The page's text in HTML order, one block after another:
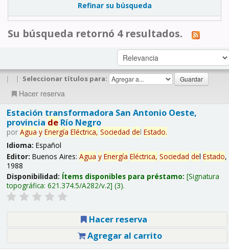
Refinar su búsqueda
Su búsqueda retornó 4 resultados.
| | Seleccionar títulos para:
Hacer reserva
Estación transformadora San Antonio Oeste,
provincia deRío Negro
por Agua y Energía Eléctrica, Sociedad del Estado.
Idioma: Español
Editor: Buenos Aires: Agua y Energía Eléctrica, Sociedad del Estado,
1988
Disponibilidad: Ítems disponibles para préstamo: Signatura
topográfica: 621.374.5/A282/v.2 (3).
Hacer reserva
Agregar al carrito